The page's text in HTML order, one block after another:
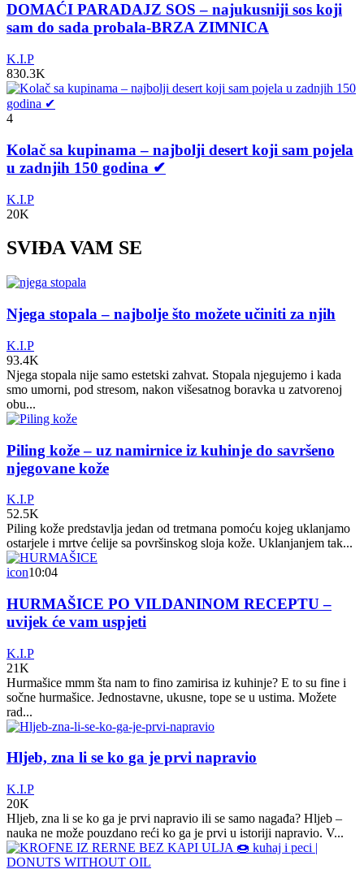
DOMAĆI PARADAJZ SOS – najukusniji sos koji
sam do sada probala-BRZA ZIMNICA
K.I.P
830.3K
4
Kolač sa kupinama – najbolji desert koji sam pojela
u zadnjih 150 godina ✔
K.I.P
20K
SVIĐA VAM SE
Njega stopala – najbolje što možete učiniti za njih
K.I.P
93.4K
Njega stopala nije samo estetski zahvat. Stopala njegujemo i kada
smo umorni, pod stresom, nakon višesatnog boravka u zatvorenoj
obu...
Piling kože – uz namirnice iz kuhinje do savršeno
njegovane kože
K.I.P
52.5K
Piling kože predstavlja jedan od tretmana pomoću kojeg uklanjamo
ostarjele i mrtve ćelije sa površinskog sloja kože. Uklanjanjem tak...
icon10:04
HURMAŠICE PO VILDANINOM RECEPTU –
uvijek će vam uspjeti
K.I.P
21K
Hurmašice mmm šta nam to fino zamirisa iz kuhinje? E to su fine i
sočne hurmašice. Jednostavne, ukusne, tope se u ustima. Možete
rad...
Hljeb, zna li se ko ga je prvi napravio
K.I.P
20K
Hljeb, zna li se ko ga je prvi napravio ili se samo nagađa? Hljeb –
nauka ne može pouzdano reći ko ga je prvi u istoriji napravio. V...